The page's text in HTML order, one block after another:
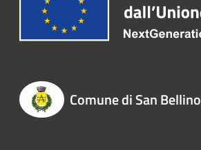
Comune di San Bellino